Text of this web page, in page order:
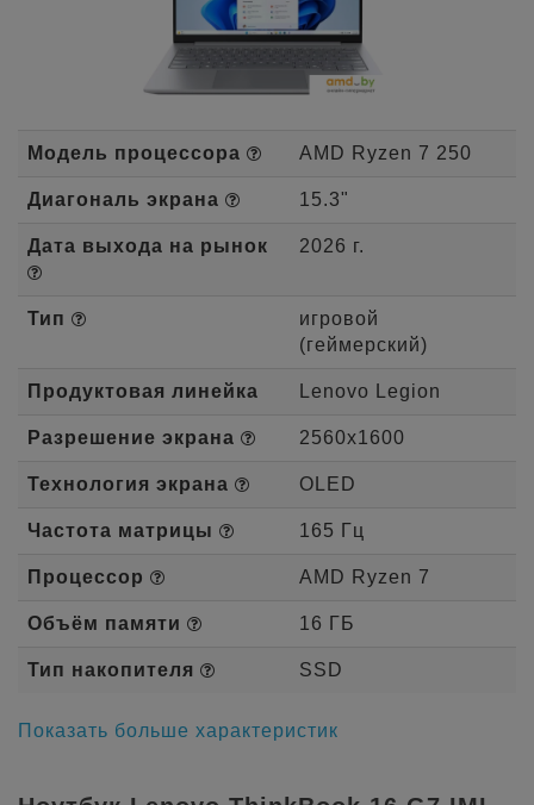
Модель процессора AMD Ryzen 7 250
Диагональ экрана 15.3"
Дата выхода на рынок 2026 г.
Тип
игровой
(геймерский)
Продуктовая линейка Lenovo Legion
Разрешение экрана 2560x1600
Технология экрана OLED
Частота матрицы 165 Гц
Процессор AMD Ryzen 7
Объём памяти 16 ГБ
Тип накопителя SSD
Показать больше характеристик